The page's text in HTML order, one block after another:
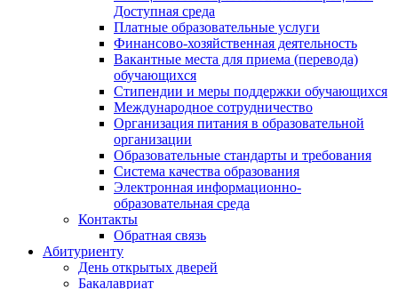
Доступная среда
Платные образовательные услуги
Финансово-хозяйственная деятельность
Вакантные места для приема (перевода)
обучающихся
Стипендии и меры поддержки обучающихся
Международное сотрудничество
Организация питания в образовательной
организации
Образовательные стандарты и требования
Система качества образования
Электронная информационно-
образовательная среда
Контакты
Обратная связь
Абитуриенту
День открытых дверей
Бакалавриат